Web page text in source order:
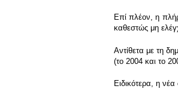
Επί πλέον, η
καθεστώς μη
Αντίθετα με τη
(το 2004 και το
Ειδικότερα, η νέα